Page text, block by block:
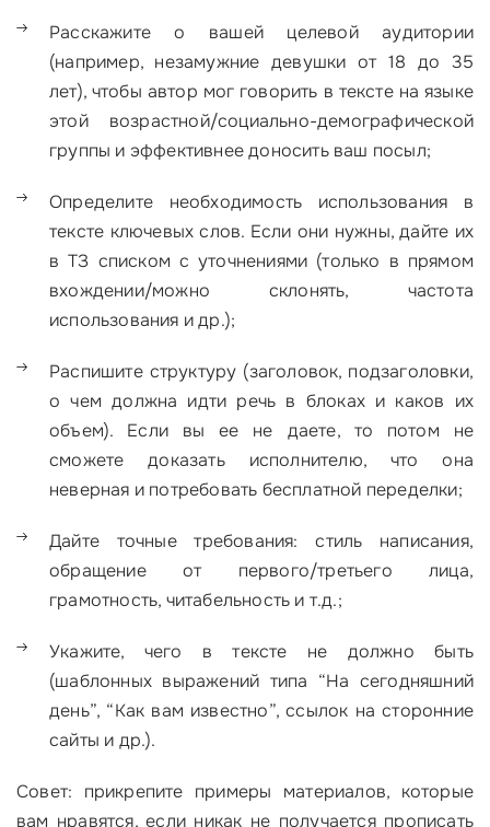
Расскажите о вашей целевой аудитории
(например, незамужние девушки от 18 до 35
лет), чтобы автор мог говорить в тексте на языке
этой возрастной/социально-демографической
группы и эффективнее доносить ваш посыл;
Определите необходимость использования в
тексте ключевых слов. Если они нужны, дайте их
в ТЗ списком с уточнениями (только в прямом
вхождении/можно склонять, частота
использования и др.);
Распишите структуру (заголовок, подзаголовки,
о чем должна идти речь в блоках и каков их
объем). Если вы ее не даете, то потом не
сможете доказать исполнителю, что она
неверная и потребовать бесплатной переделки;
Дайте точные требования: стиль написания,
обращение от первого/третьего лица,
грамотность, читабельность и т.д.;
Укажите, чего в тексте не должно быть
(шаблонных выражений типа “На сегодняшний
день”, “Как вам известно”, ссылок на сторонние
сайты и др.).
Совет: прикрепите примеры материалов, которые
вам нравятся, если никак не получается прописать